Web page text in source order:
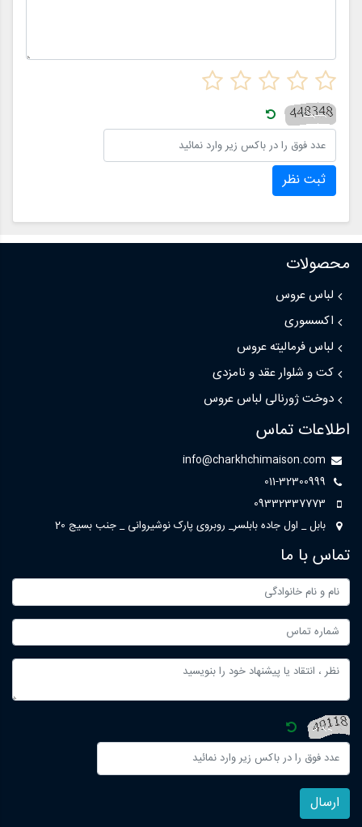
ثبت نظر
محصولات
لباس عروس
اکسسوری
لباس فرمالیته عروس
کت و شلوار عقد و نامزدی
دوخت ژورنالی لباس عروس
اطلاعات تماس
info@charkhchimaison.com
011-32300999
09332337773
بابل _ اول جاده بابلسر_ روبروی پارک نوشیروانی _ جنب بسیج 20
تماس با ما
ارسال